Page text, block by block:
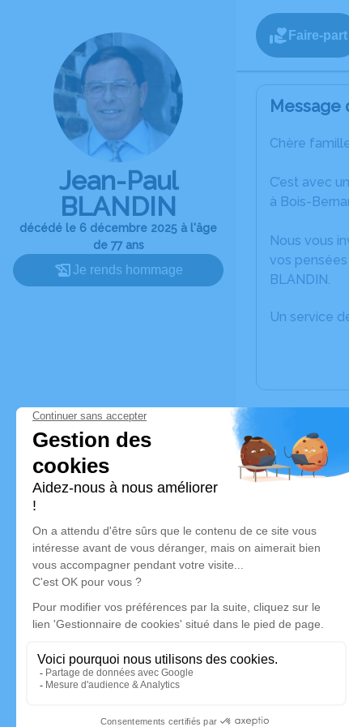
Jean-Paul
BLANDIN
décédé le 6 décembre 2025 à l'âge
de 77 ans
Je rends hommage
Faire-part
Message
Chère
C’est avec
à Bois-
Nous vous
vos
BLANDIN.
Un service
Déroulé
Le